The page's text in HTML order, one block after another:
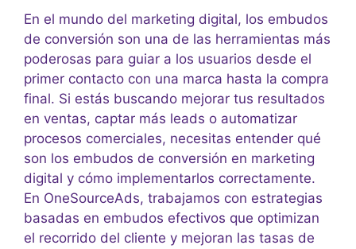
En el mundo del marketing digital, los embudos
de conversión son una de las herramientas más
poderosas para guiar a los usuarios desde el
primer contacto con una marca hasta la compra
final. Si estás buscando mejorar tus resultados
en ventas, captar más leads o automatizar
procesos comerciales, necesitas entender qué
son los embudos de conversión en marketing
digital y cómo implementarlos correctamente.
En OneSourceAds, trabajamos con estrategias
basadas en embudos efectivos que optimizan
el recorrido del cliente y mejoran las tasas de